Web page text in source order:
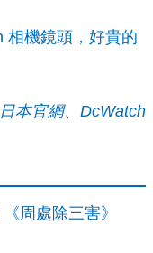
相機鏡頭，好貴的
本官網、 DcWatch
周處除三害》